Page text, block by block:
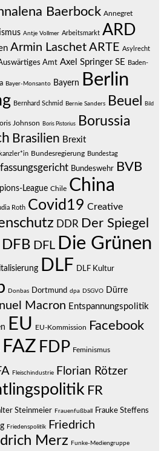
Baerbock Annegret
Antje Vollmer Arbeitsmarkt ARD
Armin Laschet ARTE Asylrecht
Amt Axel Springer SE Baden-
Bayer-Monsanto Bayern Berlin
Bernhard Schmid Bernie Sanders Beuel Bild
Johnson Boris Pistorius
Borussia
Brasilien Brexit
Bundesregierung Bundestag
Bundeswehr BVB
League Chile China
Roth Covid19 Creative
DDR Der Spiegel
DFB DFL Die Grünen
DLF DLF Kultur
Donbas Dortmund dpa DSGVO Dürre
Macron Entspannungspolitik
EU EU-Kommission
Facebook
FAZ FDP Feminismus
Fleischindustrie Florian Rötzer
FR
Steinmeier Frauenfußball Frauke Steffens
Friedenspolitik
Friedrich
Merz Funke-Mediengruppe